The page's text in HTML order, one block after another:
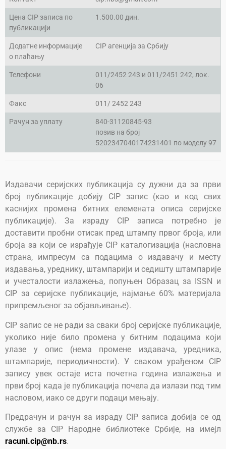
Цена CIP записа по
публикацији
1.500.00 дин.
Додатне информације
о плаћању
CIP агенција за Србију
Телефони
011/2452 243 и 011/2451 242, лок.
06
Факс 011/ 2452 243
Рачун за уплату
840-31120845-93
позив на број
5202347040174231401 по моделу 97
Издавачи серијских публикација су дужни да за први
број публикације добију CIP запис (као и код свих
каснијих промена битних елемената описа серијске
публикације). За израду CIP записа потребно је
доставити пробни отисак пред штампу првог броја, или
броја за који се израђује CIP каталогизација (насловна
страна, импресум са подацима о издавачу и месту
издавања, уреднику, штампарији и седишту штампарије
и учесталости излажења, попуњен Образац за ISSN и
CIP за серијске публикације, најмање 60% материјала
припремљеног за објављивање).
CIP запис се не ради за сваки број серијске публикације,
уколико није било промена у битним подацима који
улазе у опис (нема промене издавача, уредника,
штампарије, периодичности). У сваком урађеном CIP
запису увек остаје иста почетна година излажења и
први број када је публикација почела да излази под тим
насловом, иако се други подаци мењају.
Предрачун и рачун за израду CIP записа добија се од
службе за CIP Народне библиотеке Србије, на имејл
racuni.cip@nb.rs.